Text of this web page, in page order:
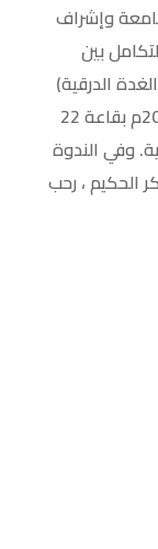
وإشراف
بين
الدرقية)
اًقيمت صباح اليوم الخميس 30 نوفمبر 2023م بقاعة 22
وفي الندوة
الحكيم ، رحب